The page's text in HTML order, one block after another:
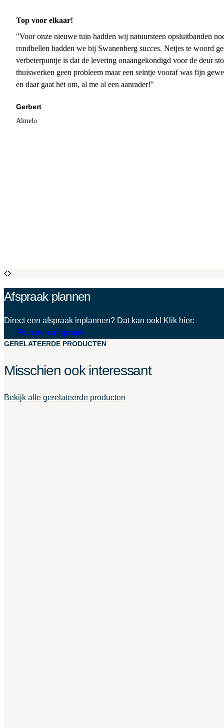
Top voor elkaar!
"Voor onze nieuwe tuin hadden wij natuursteen opsluitbanden
rondbellen hadden we bij Swanenberg succes. Netjes te woord
verbeterpuntje is dat de levering onaangekondigd voor de deur
thuiswerken geen probleem maar een seintje vooraf was fijn
en daar gaat het om, al me al een aanrader!"
Gerbert
Almelo
Afspraak plannen
Direct een afspraak inplannen? Dat kan ook! Klik hier:
Plan een afspraak
GERELATEERDE PRODUCTEN
Misschien ook interessant
Bekijk alle gerelateerde producten